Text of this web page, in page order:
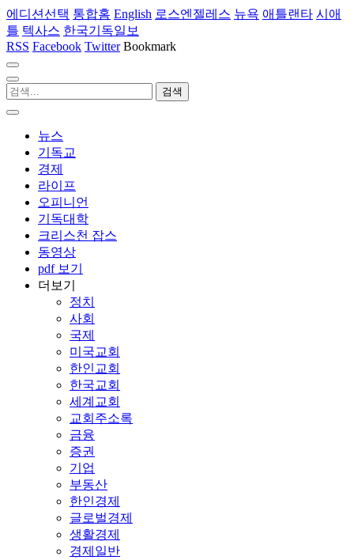
에디션선택 통합홈 English 로스엔젤레스 뉴욕 애틀랜타 시애
틀 텍사스 한국기독일보
RSS Facebook Twitter Bookmark
뉴스
기독교
경제
라이프
오피니언
기독대학
크리스천 잡스
동영상
pdf 보기
더보기
정치
사회
국제
미국교회
한인교회
한국교회
세계교회
교회주소록
금융
증권
기업
부동산
한인경제
글로벌경제
생활경제
경제일반